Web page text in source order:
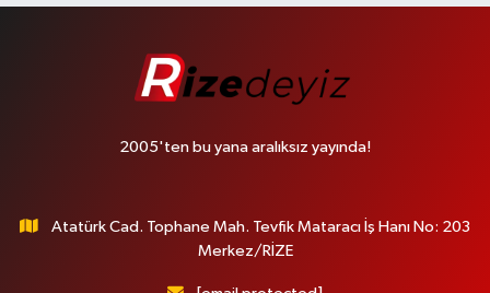
2005'ten bu yana aralıksız yayında!
Atatürk Cad. Tophane Mah. Tevfik Mataracı İş Hanı No: 203
Merkez/RİZE